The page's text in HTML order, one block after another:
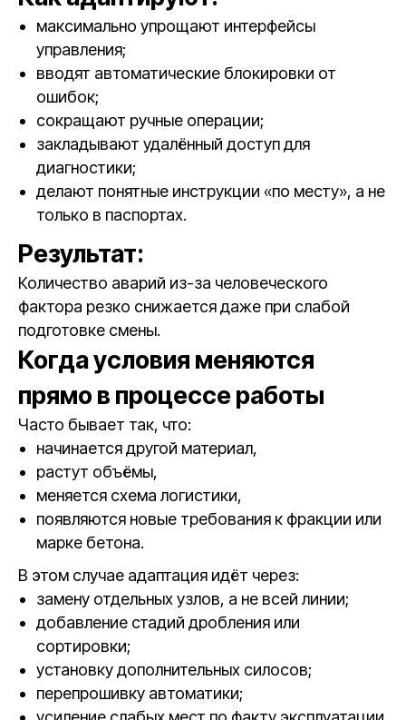
максимально упрощают интерфейсы
управления;
вводят автоматические блокировки от
ошибок;
сокращают ручные операции;
закладывают удалённый доступ для
диагностики;
делают понятные инструкции «по месту», а не
только в паспортах.
Результат:
Количество аварий из-за человеческого
фактора резко снижается даже при слабой
подготовке смены.
Когда условия меняются
прямо в процессе работы
Часто бывает так, что:
начинается другой материал,
растут объёмы,
меняется схема логистики,
появляются новые требования к фракции или
марке бетона.
В этом случае адаптация идёт через:
замену отдельных узлов, а не всей линии;
добавление стадий дробления или
сортировки;
установку дополнительных силосов;
перепрошивку автоматики;